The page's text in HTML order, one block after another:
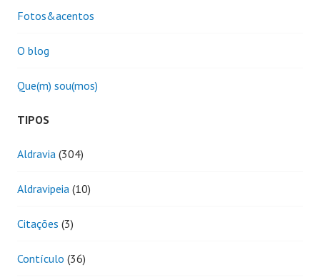
Fotos&acentos
O blog
Que(m) sou(mos)
TIPOS
Aldravia (304)
Aldravipeia (10)
Citações (3)
Contículo (36)